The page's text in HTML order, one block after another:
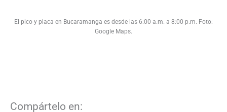
El pico y placa en Bucaramanga es desde las 6:00 a.m. a 8:00 p.m. Foto:
Google Maps.
Compártelo en: